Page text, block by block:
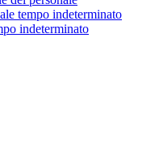
tempo indeterminato
indeterminato